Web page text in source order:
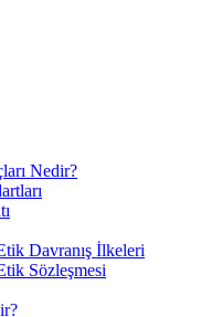
Nedir?
Davranış İlkeleri
Sözleşmesi